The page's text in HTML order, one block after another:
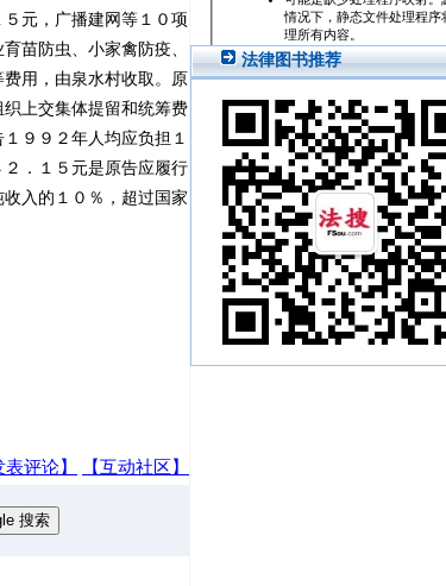
元，广播建网等１０项
苗防虫、小家禽防疫、
用，由泉水村收取。原
上交集体提留和统筹费
９９２年人均应负担１
．１５元是原告应履行
入的１０％，超过国家
表评论】
【互动社区】